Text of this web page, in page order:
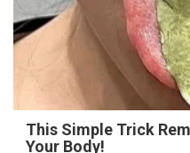
This Simple Trick
Your Body!